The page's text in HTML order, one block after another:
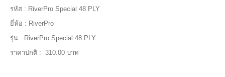
รหัส : RiverPro Special 48 PLY
ยี่ห้อ : RiverPro
รุ่น : RiverPro Special 48 PLY
ราคาปกติ : 310.00 บาท